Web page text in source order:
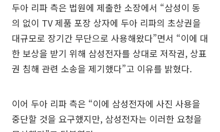
두아 리파 측은 법원에 제출한 소장에서 “삼성이 동
의 없이 TV 제품 포장 상자에 두아 리파의 초상권을
대규모로 장기간 무단으로 사용해왔다”면서 “이에 대
한 보상을 받기 위해 삼성전자를 상대로 저작권, 상표
권 침해 관련 소송을 제기했다”고 이유를 밝혔다.
이어 두아 리파 측은 “이에 삼성전자에 사진 사용을
중단할 것을 요구했지만, 삼성전자는 이러한 요청을